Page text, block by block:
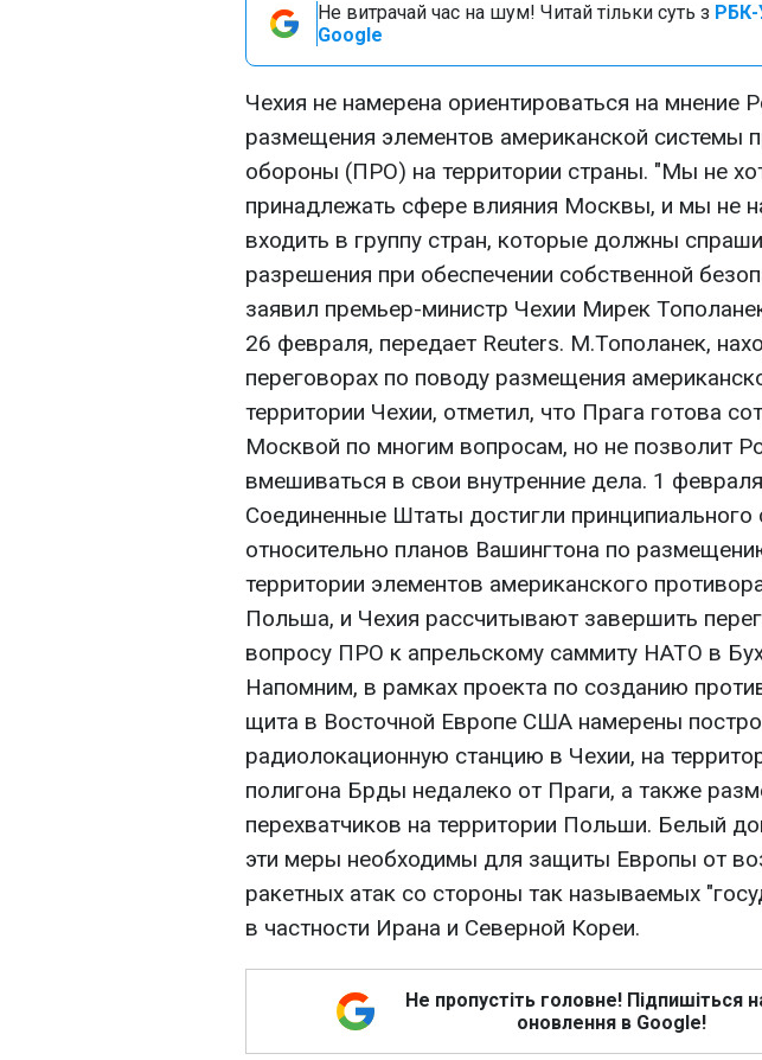
Не витрачай час на шум! Читай тільки суть з РБК-
Google
Чехия не намерена ориентироваться на мнение
размещения элементов американской системы
обороны (ПРО) на территории страны. "Мы не
принадлежать сфере влияния Москвы, и мы не
входить в группу стран, которые должны
разрешения при обеспечении собственной
заявил премьер-министр Чехии Мирек
26 февраля, передает Reuters. М.Тополанек,
переговорах по поводу размещения
территории Чехии, отметил, что Прага готова
Москвой по многим вопросам, но не позволит
вмешиваться в свои внутренние дела. 1
Соединенные Штаты достигли принципиального
относительно планов Вашингтона по
территории элементов американского
Польша, и Чехия рассчитывают завершить
вопросу ПРО к апрельскому саммиту НАТО в
Напомним, в рамках проекта по созданию
щита в Восточной Европе США намерены
радиолокационную станцию в Чехии, на
полигона Брды недалеко от Праги, а также
перехватчиков на территории Польши. Белый
эти меры необходимы для защиты Европы от
ракетных атак со стороны так называемых
в частности Ирана и Северной Кореи.
Не пропустіть головне! Підпишіться
оновлення в Google!